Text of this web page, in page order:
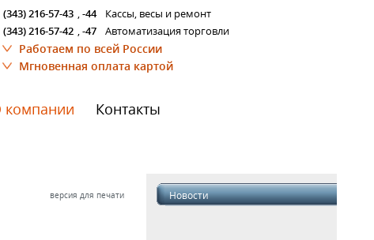
(343) 216-57-43 ,-44
Кассы, весы и ремонт
(343) 216-57-42 ,-47 Автоматизация торговли
Работаем по всей России
Мгновенная оплата картой
компании Контакты
версия для печати Новости